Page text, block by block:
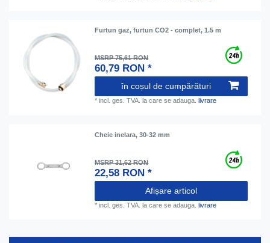
Furtun gaz, furtun CO2 - complet, 1.5 m
MSRP 75,61 RON
60,79 RON *
în coșul de cumpărături
*incl. ges. TVA. la care se adauga.livrare
Cheie inelara, 30-32 mm
MSRP 31,62 RON
22,58 RON *
Afișare articol
*incl. ges. TVA. la care se adauga.livrare